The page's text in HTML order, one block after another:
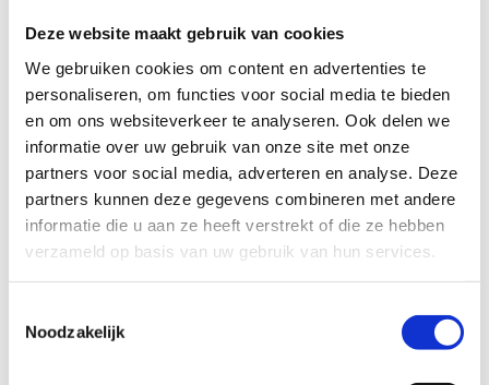
Deze website maakt gebruik van cookies
We gebruiken cookies om content en advertenties te
personaliseren, om functies voor social media te bieden
en om ons websiteverkeer te analyseren. Ook delen we
informatie over uw gebruik van onze site met onze
partners voor social media, adverteren en analyse. Deze
partners kunnen deze gegevens combineren met andere
informatie die u aan ze heeft verstrekt of die ze hebben
verzameld op basis van uw gebruik van hun services.
Noodzakelijk
communicatietraject.
Neem ook zeker de 5B's en mogelijke drempels door
om je communicatie nog beter af te stemmen op je
doelgroep.
Ontdek de 5 B's
Veel voorkomende drempels vanuit het
Aandachtspunten voor een goede communicatie